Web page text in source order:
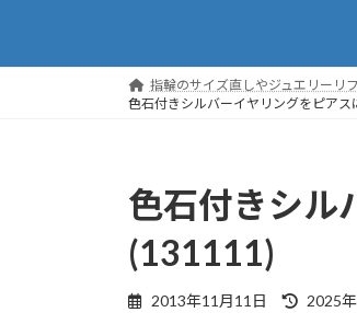
ッ
移
指輪のサイズ直しやジュエリーリ
色石付きシルバーイヤリングをピア
色石付きシル
(131111)
2013年11月11日
最
2025